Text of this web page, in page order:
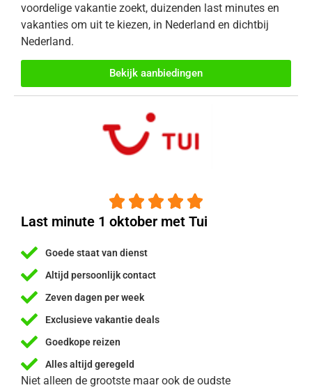
voordelige vakantie zoekt, duizenden last minutes en
vakanties om uit te kiezen, in Nederland en dichtbij
Nederland.
Bekijk aanbiedingen
    
Last minute 1 oktober met Tui
Goede staat van dienst
Altijd persoonlijk contact
Zeven dagen per week
Exclusieve vakantie deals
Goedkope reizen
Alles altijd geregeld
Niet alleen de grootste maar ook de oudste